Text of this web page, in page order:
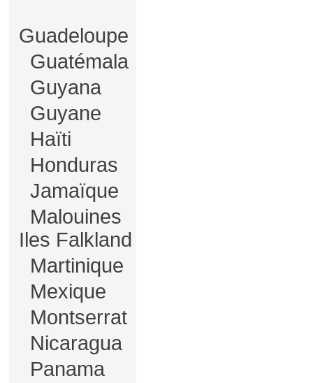
Guadeloupe
Guatémala
Guyana
Guyane
Haïti
Honduras
Jamaïque
Malouines
Iles Falkland
Martinique
Mexique
Montserrat
Nicaragua
Panama